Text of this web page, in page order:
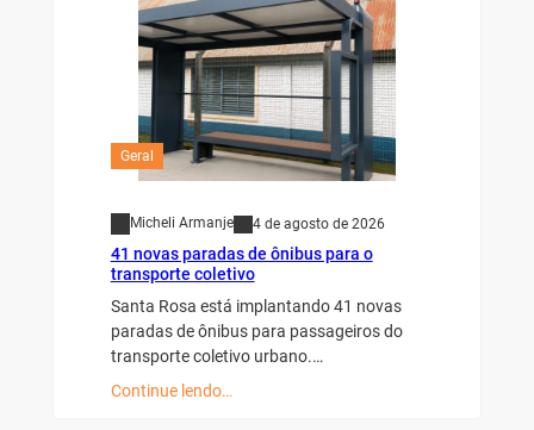
Geral
Micheli Armanje 4 de agosto de 2026
41 novas paradas de ônibus para o
transporte coletivo
Santa Rosa está implantando 41 novas
paradas de ônibus para passageiros do
transporte coletivo urbano.…
Continue lendo…